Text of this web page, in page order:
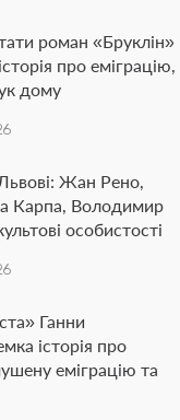
роман «Бруклін»
про еміграцію,
дому
Жан Рено,
Карпа, Володимир
особистості
Ганни
історія про
еміграцію та